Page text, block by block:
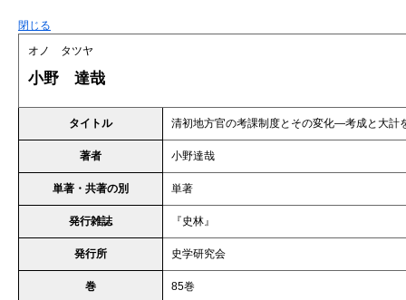
閉じる
オノ タツヤ
小野 達哉
タイトル 清初地方官の考課制度とその変化―考成と大計
著者 小野達哉
単著・共著の別 単著
発行雑誌 『史林』
発行所 史学研究会
巻 85巻